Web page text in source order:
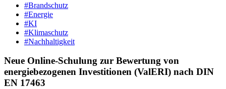
#Brandschutz
#Energie
#KI
#Klimaschutz
#Nachhaltigkeit
Neue Online-Schulung zur Bewertung von
energiebezogenen Investitionen (ValERI) nach DIN
EN 17463